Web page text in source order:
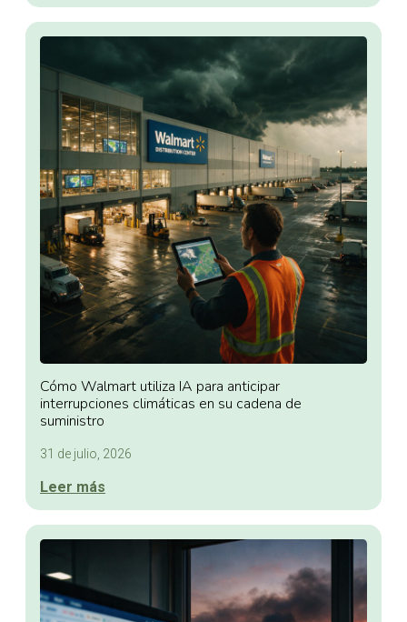
Cómo Walmart utiliza IA para anticipar
interrupciones climáticas en su cadena de
suministro
31 de julio, 2026
Leer más